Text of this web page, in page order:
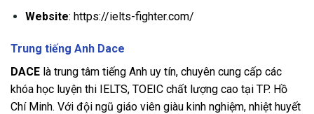
Website: https://ielts-fighter.com/
Trung tiếng Anh Dace
DACE là trung tâm tiếng Anh uy tín, chuyên cung cấp các
khóa học luyện thi IELTS, TOEIC chất lượng cao tại TP. Hồ
Chí Minh. Với đội ngũ giáo viên giàu kinh nghiệm, nhiệt huyết